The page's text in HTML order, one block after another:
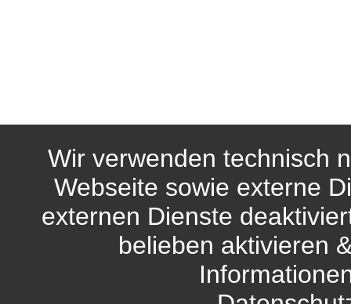
Wir verwenden technisch
Webseite sowie externe
externen Dienste
belieben aktivieren